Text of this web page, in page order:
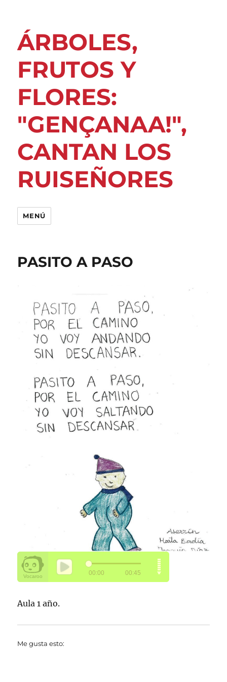
ÁRBOLES,
FRUTOS Y
FLORES:
"GENÇANAA!",
CANTAN LOS
RUISEÑORES
MENÚ
PASITO A PASO
Aula 1 año.
Me gusta esto: